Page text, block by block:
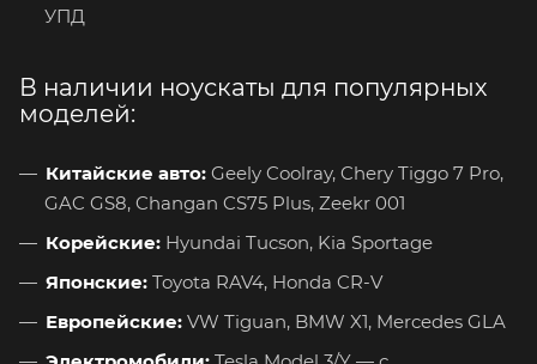
УПД
В наличии ноускаты для популярных
моделей:
Китайские авто: Geely Coolray, Chery Tiggo 7 Pro,
GAC GS8, Changan CS75 Plus, Zeekr 001
Корейские: Hyundai Tucson, Kia Sportage
Японские: Toyota RAV4, Honda CR-V
Европейские: VW Tiguan, BMW X1, Mercedes GLA